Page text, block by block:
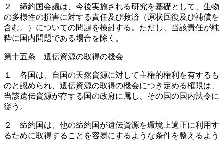
２ 締約国会議は、今後実施される研究を基礎として、生物
の多様性の損害に対する責任及び救済（原状回復及び補償を
含む。）についての問題を検討する。ただし、当該責任が純
粋に国内問題である場合を除く。
第十五条 遺伝資源の取得の機会
１ 各国は、自国の天然資源に対して主権的権利を有するも
のと認められ、遺伝資源の取得の機会につき定める権限は、
当該遺伝資源が存する国の政府に属し、その国の国内法令に
従う。
２ 締約国は、他の締約国が遺伝資源を環境上適正に利用す
るために取得することを容易にするような条件を整えるよう